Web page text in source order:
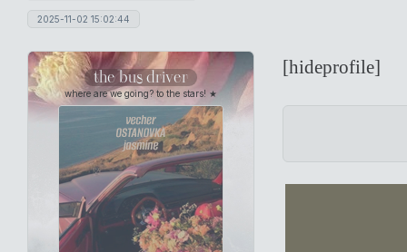
2025-11-02 15:02:44
the bus driver
where are we going? to the stars! ★
[hideprofile]